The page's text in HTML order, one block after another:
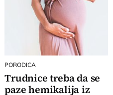
PORODICA
Trudnice treba da se
paze hemikalija iz